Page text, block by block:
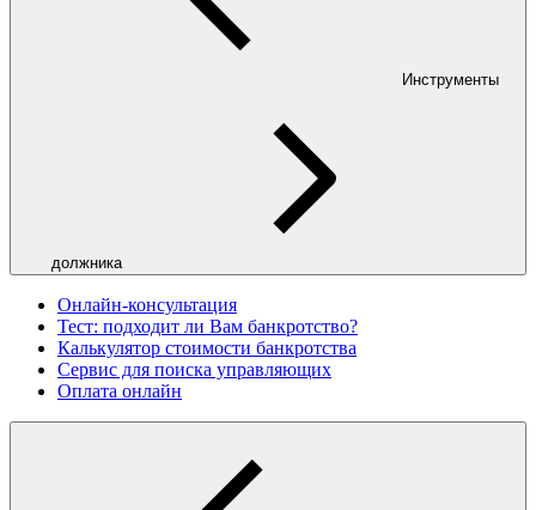
Инструменты
должника
Онлайн-консультация
Тест: подходит ли Вам банкротство?
Калькулятор стоимости банкротства
Сервис для поиска управляющих
Оплата онлайн